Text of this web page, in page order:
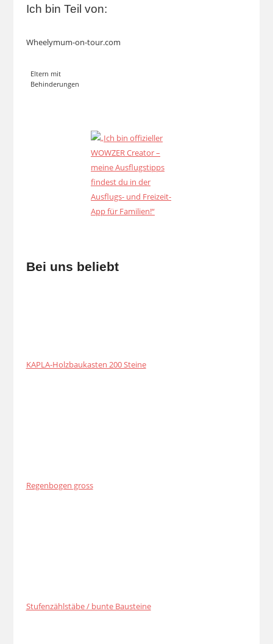
Ich bin Teil von:
Wheelymum-on-tour.com
Eltern mit
Behinderungen
Bei uns beliebt
KAPLA-Holzbaukasten 200 Steine
Regenbogen gross
Stufenzählstäbe / bunte Bausteine